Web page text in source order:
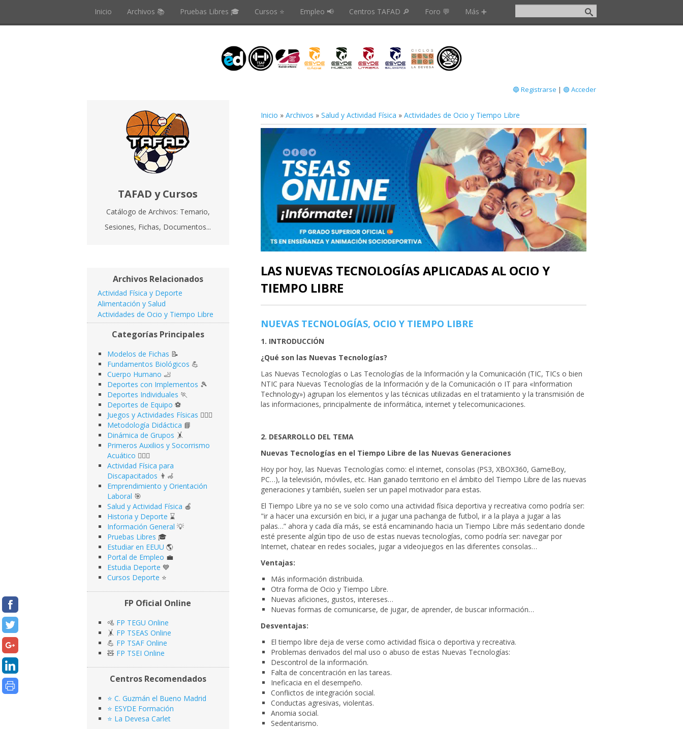
Inicio Archivos 📚 Pruebas Libres 🎓 Cursos ⭐️ Empleo 📢 Centros TAFAD 🔎 Foro 💬 Más ➕
🔵 Registrarse | 🟢 Acceder
TAFAD y Cursos
Catálogo de Archivos: Temario,
Sesiones, Fichas, Documentos...
Inicio » Archivos » Salud y Actividad Física » Actividades de Ocio y Tiempo Libre
LAS NUEVAS TECNOLOGÍAS APLICADAS AL OCIO Y
TIEMPO LIBRE
NUEVAS TECNOLOGÍAS, OCIO Y TIEMPO LIBRE
1. INTRODUCCIÓN
¿Qué son las Nuevas Tecnologías?
Las Nuevas Tecnologías o Las Tecnologías de la Información y la Comunicación (TIC, TICs o bien
NTIC para Nuevas Tecnologías de la Información y de la Comunicación o IT para «Information
Technology») agrupan los elementos y las técnicas utilizadas en el tratamiento y la transmisión de
las informaciones, principalmente de informática, internet y telecomunicaciones.
2. DESARROLLO DEL TEMA
Nuevas Tecnologías en el Tiempo Libre de las Nuevas Generaciones
Hoy por hoy, las Nuevas Tecnologías como: el internet, consolas (PS3, XBOX360, GameBoy,
PC…), la televisión, móviles, etc. Han ganado territorio en el ámbito del Tiempo Libre de las nuevas
generaciones y también, suelen ser un papel motivador para estas.
El Tiempo Libre ya no se ve solo como una actividad física deportiva y recreativa como podría ser:
"ir a hacer una excursión en bici, ir a jugar una pachanga de futbol, ir a la playa a jugar a las
palas…” ahora y cada día más, se está encaminando hacia un Tiempo Libre más sedentario donde
esté presente algún tipo de uso de estas nuevas tecnologías, como podría ser: navegar por
Internet, chatear en redes sociales, jugar a videojuegos en las diferentes consolas…
Ventajas:
Más información distribuida.
Otra forma de Ocio y Tiempo Libre.
Nuevas aficiones, gustos, intereses…
Nuevas formas de comunicarse, de jugar, de aprender, de buscar información…
Desventajas:
El tiempo libre deja de verse como actividad física o deportiva y recreativa.
Problemas derivados del mal uso o abuso de estas Nuevas Tecnologías:
Descontrol de la información.
Falta de concentración en las tareas.
Ineficacia en el desempeño.
Conflictos de integración social.
Conductas agresivas, violentas.
Anomia social.
Sedentarismo.
Archivos Relacionados
Actividad Física y Deporte
Alimentación y Salud
Actividades de Ocio y Tiempo Libre
Categorías Principales
Modelos de Fichas 📝
Fundamentos Biológicos 💪
Cuerpo Humano 🦶
Deportes con Implementos 🎾
Deportes Individuales 🏃
Deportes de Equipo ⚽️
Juegos y Actividades Físicas 🤹🏻‍♂️
Metodología Didáctica 📘
Dinámica de Grupos 🤸
Primeros Auxilios y Socorrismo
Acuático 🏊🏻‍♂️
Actividad Física para
Discapacitados 👨‍🦽
Emprendimiento y Orientación
Laboral 🎯
Salud y Actividad Física 🍎
Historia y Deporte ⌛️
Información General 💡
Pruebas Libres 🎓
Estudiar en EEUU 🌎​
Portal de Empleo 💼
Estudia Deporte 💙
Cursos Deporte ⭐️
FP Oficial Online
🚵 FP TEGU Online
🤸 FP TSEAS Online
💪 FP TSAF Online
🧸 FP TSEI Online
Centros Recomendados
⭐️ C. Guzmán el Bueno Madrid
⭐️ ESYDE Formación
⭐️ La Devesa Carlet